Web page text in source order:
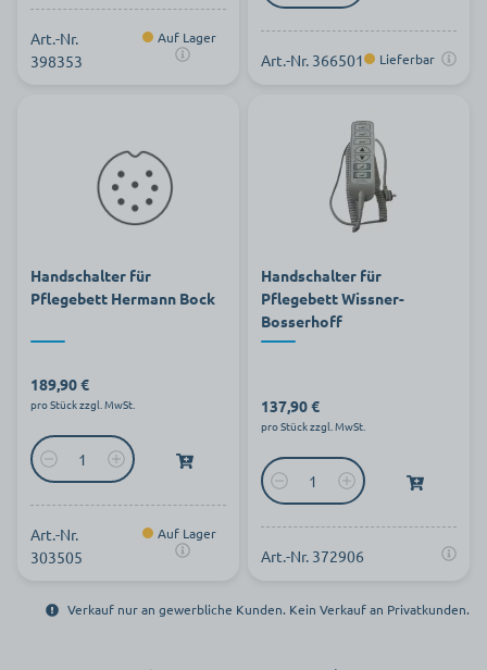
Art.-Nr.
398353
Auf Lager
Art.-Nr. 366501 Lieferbar
Handschalter für
Pflegebett Hermann Bock
189,90 €
pro Stück zzgl. MwSt.
Art.-Nr.
303505
Auf Lager
Handschalter für
Pflegebett Wissner-
Bosserhoff
137,90 €
pro Stück zzgl. MwSt.
Art.-Nr. 372906
Verkauf nur an gewerbliche Kunden. Kein Verkauf an Privatkunden.